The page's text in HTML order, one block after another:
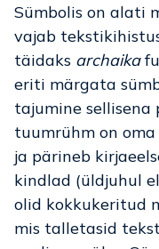
Sümbolis on alati
vajab
täidaks archaika
eriti märgata
tajumine sellisena
tuumrühm on
ja pärineb
kindlad (üldjuhul
olid kokkukeritud
mis talletasid